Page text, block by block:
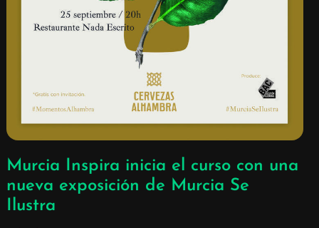
Murcia Inspira inicia el curso con una
nueva exposición de Murcia Se
Ilustra